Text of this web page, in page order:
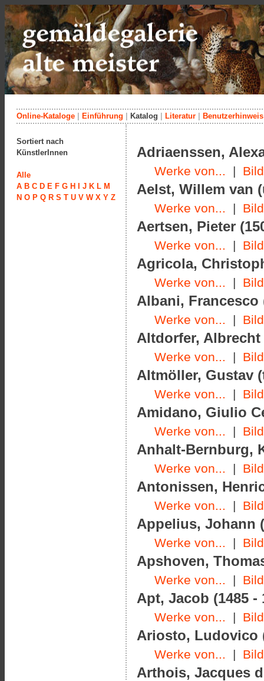
Online-Kataloge Einführung Katalog Literatur Benutzerhinweis
Adriaenssen,
Werke von... |
Aelst, Willem van
Werke von... |
Aertsen, Pieter
Werke von... |
Agricola,
Werke von... |
Albani, Francesco
Werke von... |
Altdorfer, Albrecht
Werke von... |
Altmöller, Gustav
Werke von... |
Amidano, Giulio
Werke von... |
Anhalt-Bernburg,
Werke von... |
Antonissen,
Werke von... |
Appelius, Johann
Werke von... |
Apshoven,
Werke von... |
Apt, Jacob (1485 -
Werke von... |
Ariosto, Ludovico
Werke von... |
Arthois, Jacques
Sortiert nach
KünstlerInnen
Alle
A B C D E F G H J K L M
N O P Q R S T U V W X Y Z